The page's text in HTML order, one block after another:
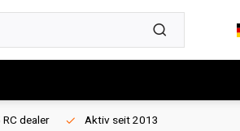
RC dealer Aktiv seit 2013